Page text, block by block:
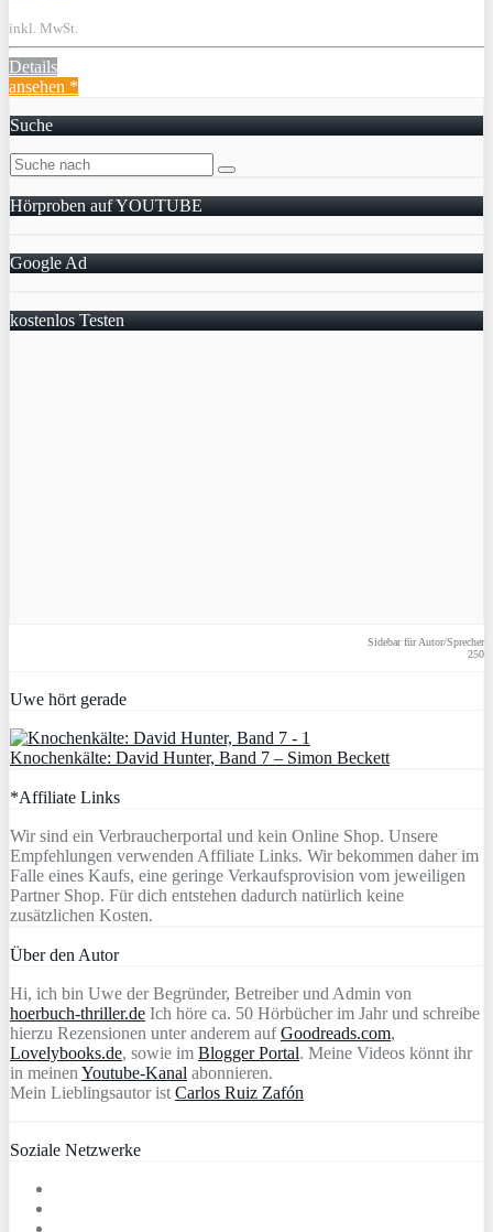
inkl. MwSt.
Details
ansehen *
Suche
Hörproben auf YOUTUBE
Google Ad
kostenlos Testen
Sidebar für Autor/Sprecher
250
Uwe hört gerade
Knochenkälte: David Hunter, Band 7 – Simon Beckett
*Affiliate Links
Wir sind ein Verbraucherportal und kein Online Shop. Unsere
Empfehlungen verwenden Affiliate Links. Wir bekommen daher im
Falle eines Kaufs, eine geringe Verkaufsprovision vom jeweiligen
Partner Shop. Für dich entstehen dadurch natürlich keine
zusätzlichen Kosten.
Über den Autor
Hi, ich bin Uwe der Begründer, Betreiber und Admin von
hoerbuch-thriller.de Ich höre ca. 50 Hörbücher im Jahr und schreibe
hierzu Rezensionen unter anderem aufGoodreads.com,
Lovelybooks.de, sowie im Blogger Portal. Meine Videos könnt ihr
in meinen Youtube-Kanal abonnieren.
Mein Lieblingsautor ist Carlos Ruiz Zafón
Soziale Netzwerke